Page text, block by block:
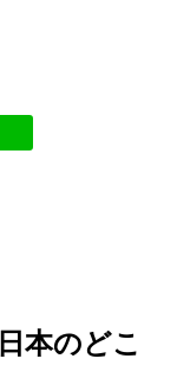
本のどこ